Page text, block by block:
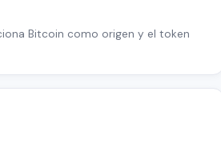
Bitcoin como origen y el token